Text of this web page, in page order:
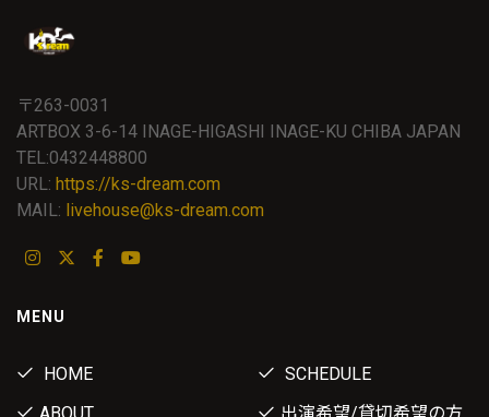
〒263-0031
ARTBOX 3-6-14 INAGE-HIGASHI INAGE-KU CHIBA JAPAN
TEL:0432448800
URL: https://ks-dream.com
MAIL: livehouse@ks-dream.com
MENU
HOME
SCHEDULE